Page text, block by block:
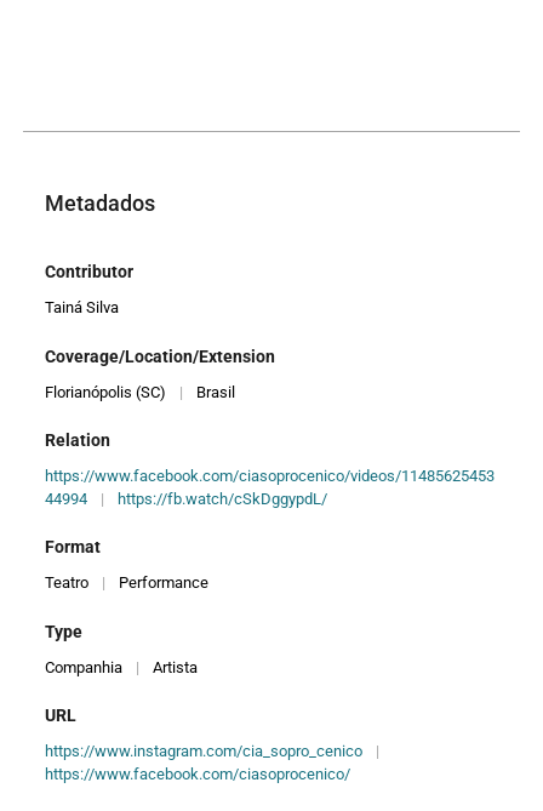
Metadados
Contributor
Tainá Silva
Coverage/Location/Extension
Florianópolis (SC) | Brasil
Relation
https://www.facebook.com/ciasoprocenico/videos/11485625453
44994
| https://fb.watch/cSkDggypdL/
Format
Teatro | Performance
Type
Companhia | Artista
URL
https://www.instagram.com/cia_sopro_cenico
|
https://www.facebook.com/ciasoprocenico/